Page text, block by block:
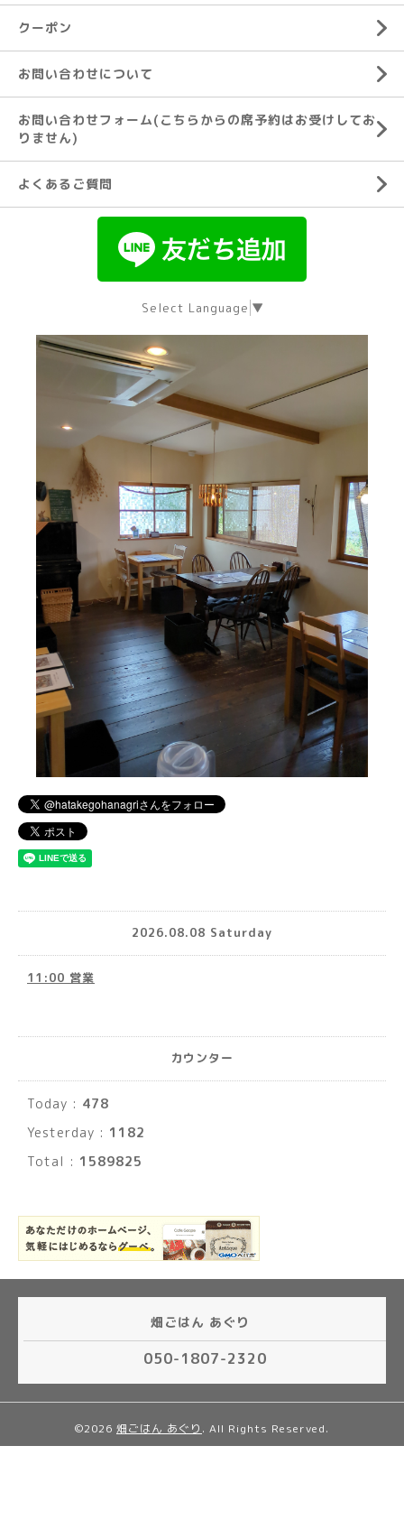
クーポン
お問い合わせについて
お問い合わせフォーム(こちらからの席予約はお受けしてお
りません)
よくあるご質問
Select Language ▼
2026.08.08 Saturday
11:00 営業
カウンター
Today : 478
Yesterday : 1182
Total : 1589825
畑ごはん あぐり
050-1807-2320
©2026 畑ごはん あぐり . All Rights Reserved.